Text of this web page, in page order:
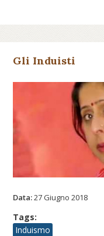
Gli Induisti
Data:27 Giugno 2018
Tags:
Induismo